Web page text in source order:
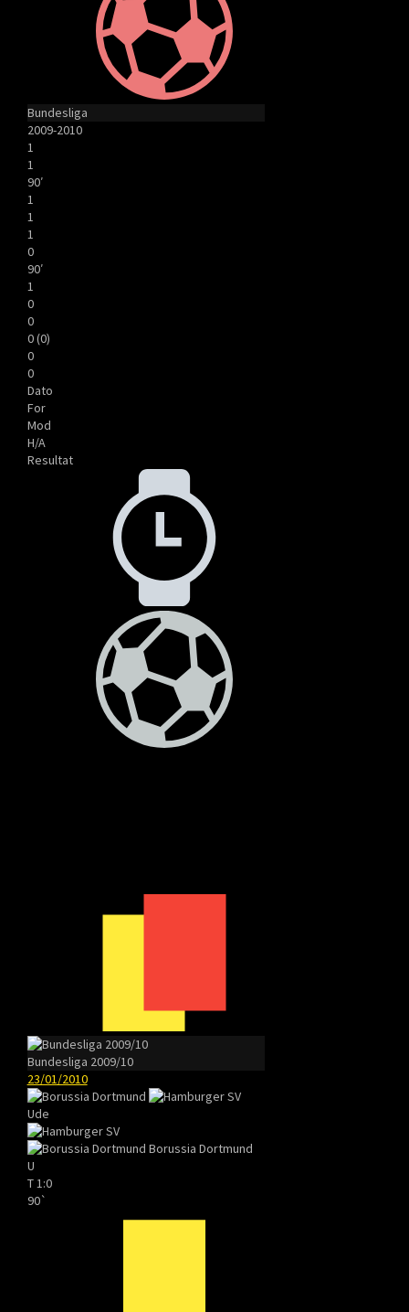
Bundesliga
2009-2010
1
1
90′
1
1
1
0
90′
1
0
0
0 (0)
0
0
Dato
For
Mod
H/A
Resultat
Bundesliga 2009/10
23/01/2010
Ude
Borussia Dortmund
U
T 1:0
90`